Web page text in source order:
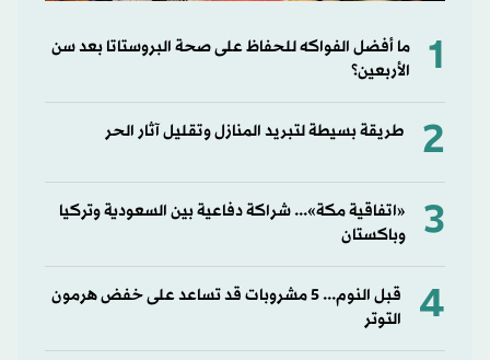
1
ما أفضل الفواكه للحفاظ على صحة البروستاتا بعد سن
الأربعين؟
2 طريقة بسيطة لتبريد المنازل وتقليل آثار الحر
3
«اتفاقية مكة»... شراكة دفاعية بين السعودية وتركيا
وباكستان
4
قبل النوم... 5 مشروبات قد تساعد على خفض هرمون
التوتر